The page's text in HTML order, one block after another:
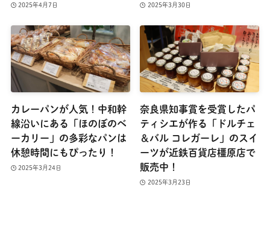
2025年4月7日 2025年3月30日
カレーパンが人気！中和幹
線沿いにある「ほのぼのベ
ーカリー」の多彩なパンは
休憩時間にもぴったり！
2025年3月24日
奈良県知事賞を受賞したパ
ティシエが作る「ドルチェ
＆バル コレガーレ」のスイ
ーツが近鉄百貨店橿原店で
販売中！
2025年3月23日